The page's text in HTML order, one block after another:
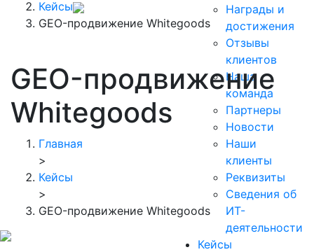
Награды и
достижения
Отзывы
клиентов
Наша
команда
Партнеры
Новости
Наши
клиенты
Реквизиты
Сведения об
ИТ-
деятельности
Кейсы
Кейсы
GEO-продвижение Whitegoods
GEO-продвижение
Whitegoods
Главная
>
Кейсы
>
GEO-продвижение Whitegoods